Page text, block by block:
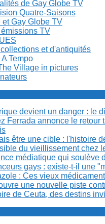
de Gay Globe TV
Quatre-Saisons
Gay Globe TV
TV
et d'antiquités
Tempo
Village in pictures
devient un danger : le
Ferrada annonce le
être une cible : l'histoire
du vieillissement chez
médiatique qui soulève
gays : existe-t-il une
: Ces vieux
une nouvelle piste
de Ceuta, des destins